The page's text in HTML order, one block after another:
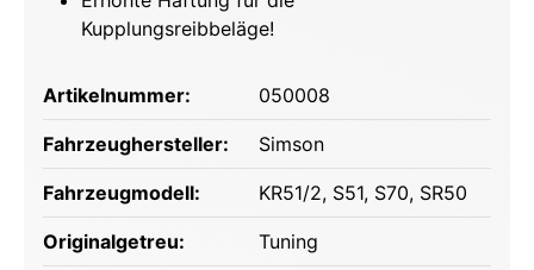
Kupplungsreibbeläge!
Artikelnummer: 050008
Fahrzeughersteller: Simson
Fahrzeugmodell: KR51/2, S51, S70, SR50
Originalgetreu: Tuning